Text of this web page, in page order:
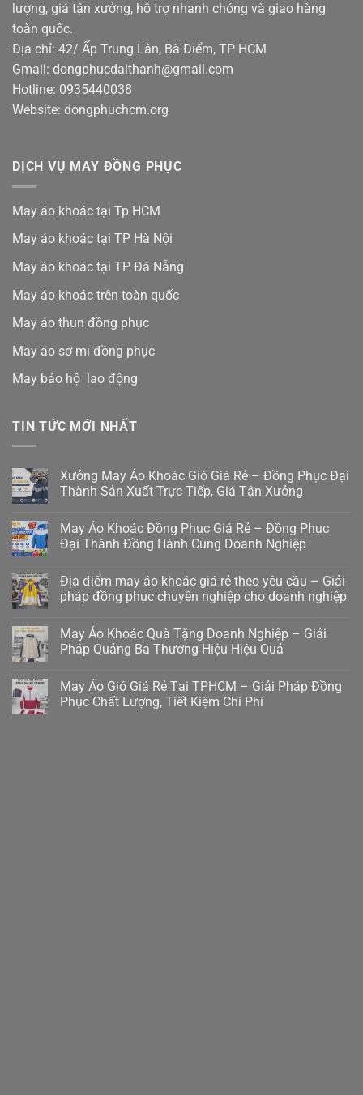
lượng, giá tận xưởng, hỗ trợ nhanh chóng và giao hàng
toàn quốc.
Địa chỉ: 42/ Ấp Trung Lân, Bà Điểm, TP HCM
Gmail: dongphucdaithanh@gmail.com
Hotline: 0935440038
Website: dongphuchcm.org
DỊCH VỤ MAY ĐỒNG PHỤC
May áo khoác tại Tp HCM
May áo khoác tại TP Hà Nội
May áo khoác tại TP Đà Nẵng
May áo khoác trên toàn quốc
May áo thun đồng phục
May áo sơ mi đồng phục
May bảo hộ lao động
TIN TỨC MỚI NHẤT
Xưởng May Áo Khoác Gió Giá Rẻ – Đồng Phục Đại
Thành Sản Xuất Trực Tiếp, Giá Tận Xưởng
May Áo Khoác Đồng Phục Giá Rẻ – Đồng Phục
Đại Thành Đồng Hành Cùng Doanh Nghiệp
Địa điểm may áo khoác giá rẻ theo yêu cầu – Giải
pháp đồng phục chuyên nghiệp cho doanh nghiệp
May Áo Khoác Quà Tặng Doanh Nghiệp – Giải
Pháp Quảng Bá Thương Hiệu Hiệu Quả
May Áo Gió Giá Rẻ Tại TPHCM – Giải Pháp Đồng
Phục Chất Lượng, Tiết Kiệm Chi Phí